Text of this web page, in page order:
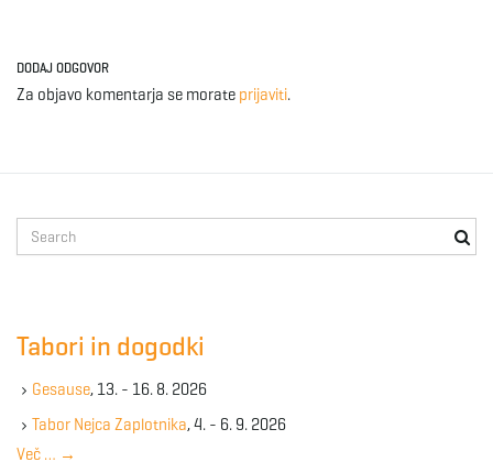
DODAJ ODGOVOR
Za objavo komentarja se morate prijaviti.
e
e
y
w
Tabori in dogodki
Gesause, 13. - 16. 8. 2026
Tabor Nejca Zaplotnika, 4. - 6. 9. 2026
Več … →